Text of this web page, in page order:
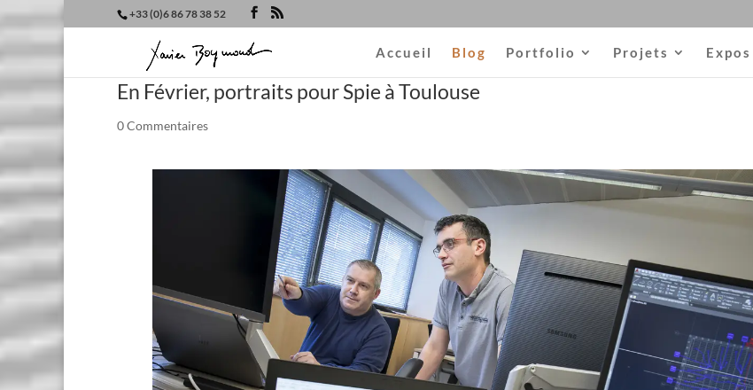
+33 (0)6 86 78 38 52
Accueil Blog Portfolio Projets Expos
En Février, portraits pour Spie à Toulouse
0 Commentaires